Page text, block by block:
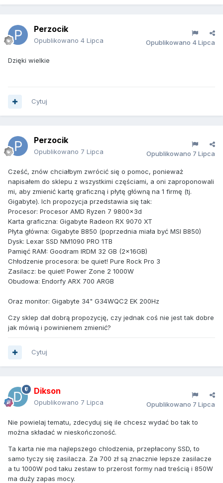
Perzocik
Opublikowano 4 Lipca Opublikowano 4 Lipca
Dzięki wielkie
Cytuj
Perzocik
Opublikowano 7 Lipca Opublikowano 7 Lipca
Cześć, znów chciałbym zwrócić się o pomoc, ponieważ
napisałem do sklepu z wszystkimi częściami, a oni zaproponowali
mi, aby zmienić kartę graficzną i płytę główną na 1 firmę (tj.
Gigabyte). Ich propozycja przedstawia się tak:
Procesor: Procesor AMD Ryzen 7 9800x3d
Karta graficzna: Gigabyte Radeon RX 9070 XT
Płyta główna: Gigabyte B850 (poprzednia miała być MSI B850)
Dysk: Lexar SSD NM1090 PRO 1TB
Pamięć RAM: Goodram IRDM 32 GB (2x16GB)
Chłodzenie procesora: be quiet! Pure Rock Pro 3
Zasilacz: be quiet! Power Zone 2 1000W
Obudowa: Endorfy ARX 700 ARGB
Oraz monitor: Gigabyte 34" G34WQC2 EK 200Hz
Czy sklep dał dobrą propozycję, czy jednak coś nie jest tak dobre
jak mówią i powinienem zmienić?
Cytuj
Dikson
Opublikowano 7 Lipca Opublikowano 7 Lipca
Nie powielaj tematu, zdecyduj się ile chcesz wydać bo tak to
można składać w nieskończoność.
Ta karta nie ma najlepszego chlodzenia, przepłacony SSD, to
samo tyczy się zasilacza. Za 700 zł są znacznie lepsze zasilacze
a tu 1000W pod taku zestaw to przerost formy nad treścią i 850W
ma duży zapas mocy.